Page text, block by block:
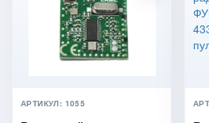
АРТИКУЛ: 1055